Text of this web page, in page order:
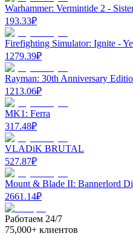
Warhammer: Vermintide 2 -
193.33₽
Firefighting Simulator: Ignite -
1279.39₽
Rayman: 30th Anniversary
1213.06₽
MK1: Ferra
317.48₽
VLADiK BRUTAL
527.87₽
Mount & Blade II: Bannerlord
2661.14₽
Работаем 24/7
75,000+ клиентов